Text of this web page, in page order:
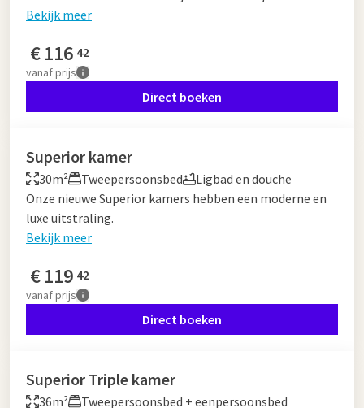
Bekijk meer
€116 42
vanafprijs
Direct boeken
Superior kamer
30m² Tweepersoonsbed
Ligbad en douche
Onze nieuwe Superior kamers hebben een moderne en
luxe uitstraling.
Bekijk meer
€119 42
vanafprijs
Direct boeken
Superior Triple kamer
36m²
Tweepersoonsbed + eenpersoonsbed